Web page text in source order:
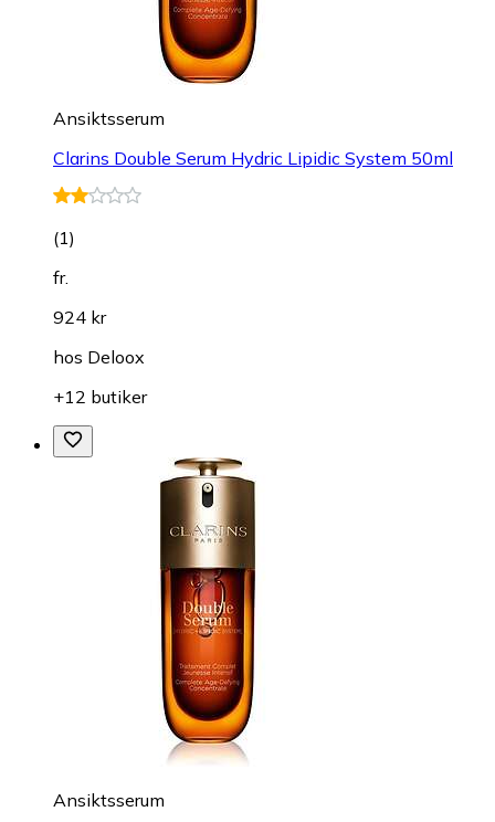
Ansiktsserum
Clarins Double Serum Hydric Lipidic System 50ml
(1)
fr.
924 kr
hos Deloox
+12 butiker
Ansiktsserum